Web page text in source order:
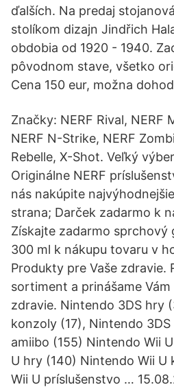
ďalších. Na predaj
stolíkom dizajn Jindřich
obdobia od 1920 - 1940.
pôvodnom stave, všetko
Cena 150 eur, možna
Značky: NERF Rival, NERF
NERF N-Strike, NERF
Rebelle, X-Shot. Veľký
Originálne NERF
nás nakúpite
strana; Darček zadarmo k
Získajte zadarmo sprchový
300 ml k nákupu tovaru v
Produkty pre Vaše zdravie.
sortiment a prinášame
zdravie. Nintendo 3DS hry
konzoly (17), Nintendo
amiibo (155) Nintendo Wii
U hry (140) Nintendo Wii
Wii U príslušenstvo …